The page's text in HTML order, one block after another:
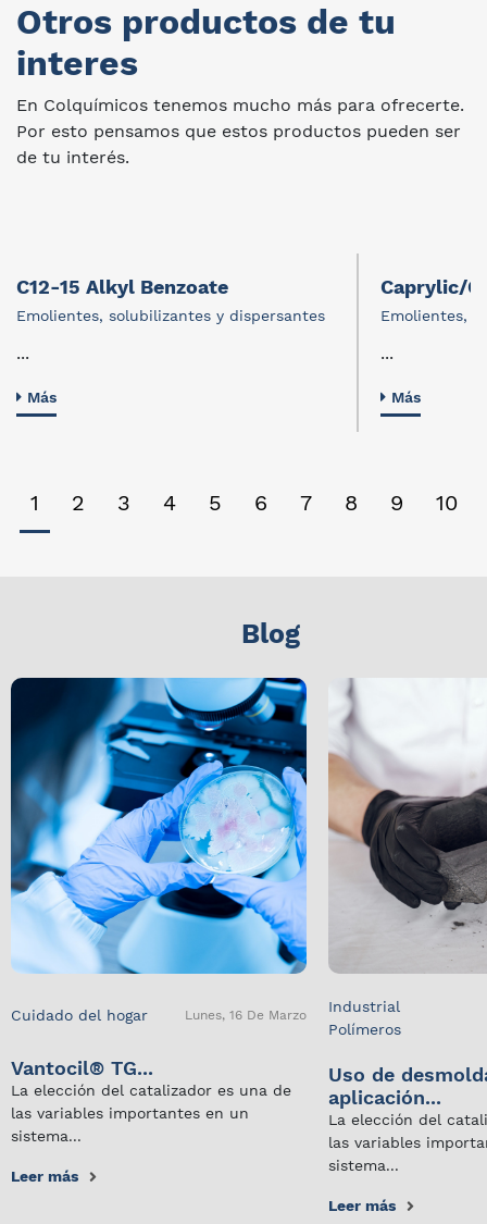
Otros productos de tu
interes
En Colquímicos tenemos mucho más para ofrecerte.
Por esto pensamos que estos productos pueden ser
de tu interés.
C12-15 Alkyl Benzoate
Emolientes, solubilizantes y dispersantes
...
Más
Caprylic/
Emolientes,
...
Más
1 2 3 4 5 6 7 8 9 10
Blog
Cuidado del hogar Lunes, 16 De Marzo
Vantocil® TG...
La elección del catalizador es una de
las variables importantes en un
sistema...
Leer más
Industrial
Polímeros
Uso de
aplicación...
La elección del
las variables
sistema...
Leer más